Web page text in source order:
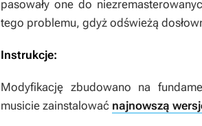
pasowały one do
tego problemu, gdyż odświeżą
Instrukcje:
Modyfikację zbudowano na
musicie zainstalować najnowszą